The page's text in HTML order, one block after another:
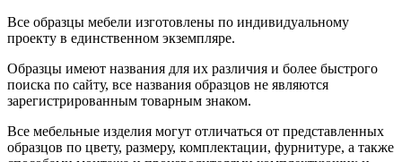
Все образцы мебели изготовлены по индивидуальному
проекту в единственном экземпляре.
Образцы имеют названия для их различия и более быстрого
поиска по сайту, все названия образцов не являются
зарегистрированным товарным знаком.
Все мебельные изделия могут отличаться от представленных
образцов по цвету, размеру, комплектации, фурнитуре, а также